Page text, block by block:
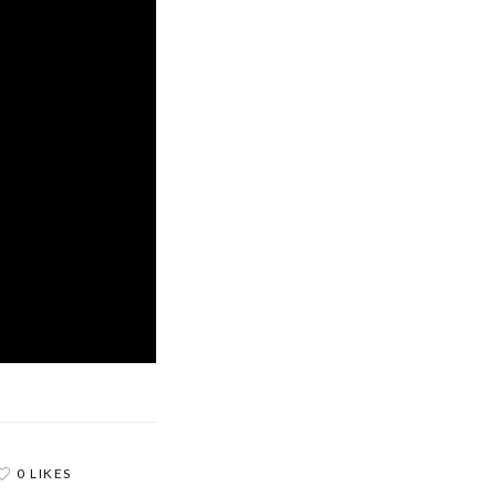
0 LIKES